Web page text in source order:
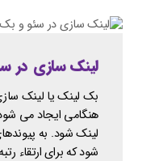
لینک سازی در
بک لینک یا لینک
هنگامی ایجاد می
لینک شود. به
شود که برای ارتقاء